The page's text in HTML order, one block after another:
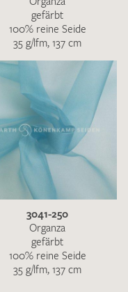
gefärbt
100% reine Seide
35 g/lfm, 137 cm
3041-250
Organza
gefärbt
100% reine Seide
35 g/lfm, 137 cm